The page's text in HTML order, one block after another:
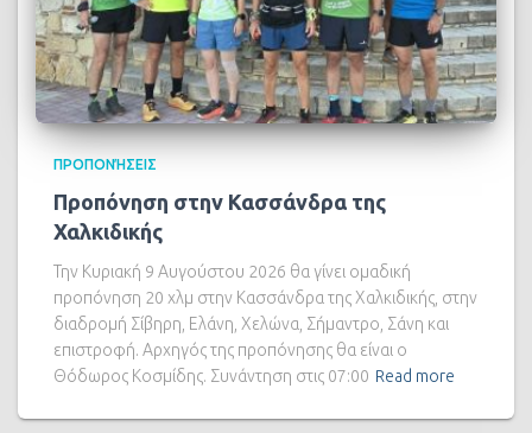
ΠΡΟΠΟΝΉΣΕΙΣ
Προπόνηση στην Κασσάνδρα της
Χαλκιδικής
Την Κυριακή 9 Αυγούστου 2026 θα γίνει ομαδική
προπόνηση 20 χλμ στην Κασσάνδρα της Χαλκιδικής, στην
διαδρομή Σίβηρη, Ελάνη, Χελώνα, Σήμαντρο, Σάνη και
επιστροφή. Αρχηγός της προπόνησης θα είναι ο
Θόδωρος Κοσμίδης. Συνάντηση στις 07:00 Read more